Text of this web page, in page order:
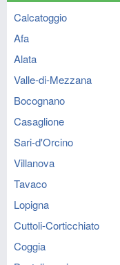
Calcatoggio
Afa
Alata
Valle-di-Mezzana
Bocognano
Casaglione
Sari-d'Orcino
Villanova
Tavaco
Lopigna
Cuttoli-Corticchiato
Coggia